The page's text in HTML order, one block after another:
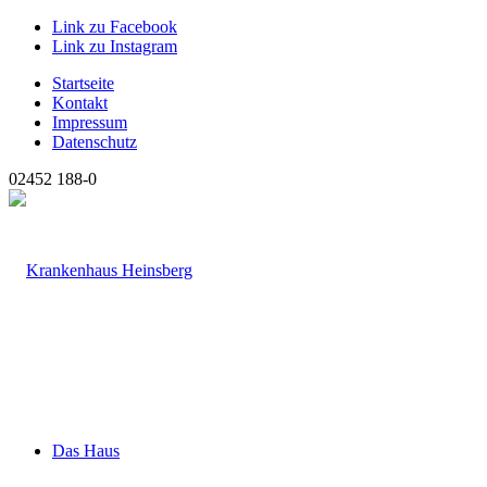
Link zu Facebook
Link zu Instagram
Startseite
Kontakt
Impressum
Datenschutz
02452 188-0
Das Haus